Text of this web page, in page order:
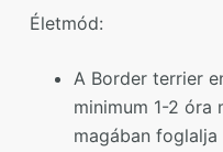
Életmód:
A Border terrier
minimum 1-2 óra
magában